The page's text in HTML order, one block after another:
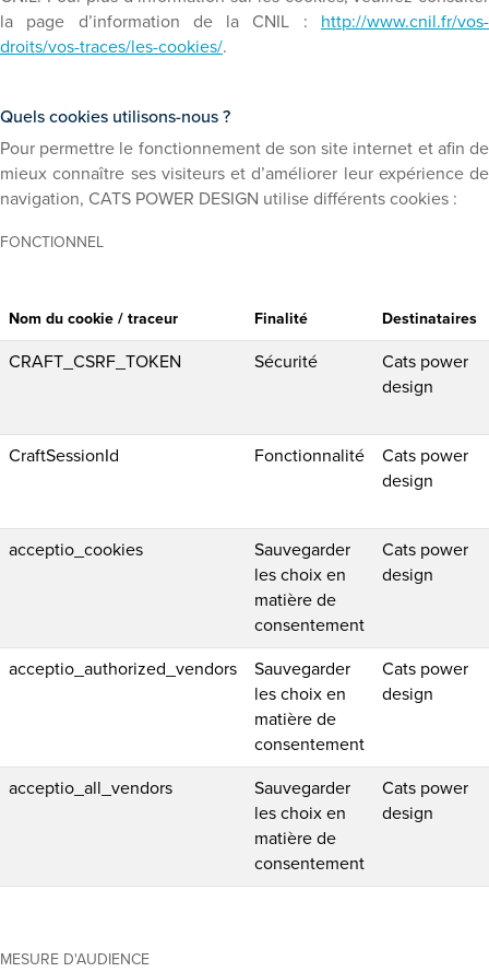
la page d’information de la CNIL : http://www.cnil.fr/vos-
droits/vos-traces/les-cookies/.
Quels cookies utilisons-nous ?
Pour permettre le fonctionnement de son site internet et afin de
mieux connaître ses visiteurs et d’améliorer leur expérience de
navigation, CATS POWER DESIGN utilise différents cookies :
FONCTIONNEL
Nom du cookie / traceur Finalité Destinataires
CRAFT_CSRF_TOKEN Sécurité
Cats power
design
CraftSessionId Fonctionnalité
Cats power
design
acceptio_cookies
Sauvegarder
les choix en
matière de
consentement
Cats power
design
acceptio_authorized_vendors
Sauvegarder
les choix en
matière de
consentement
Cats power
design
acceptio_all_vendors
Sauvegarder
les choix en
matière de
consentement
Cats power
design
MESURE D'AUDIENCE